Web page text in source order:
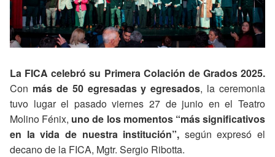
La FICA celebró su Primera Colación de Grados 2025.
Con más de 50 egresadas y egresados, la ceremonia
tuvo lugar el pasado viernes 27 de junio en el Teatro
Molino Fénix, uno de los momentos “más significativos
en la vida de nuestra institución”, según expresó el
decano de la FICA, Mgtr. Sergio Ribotta.